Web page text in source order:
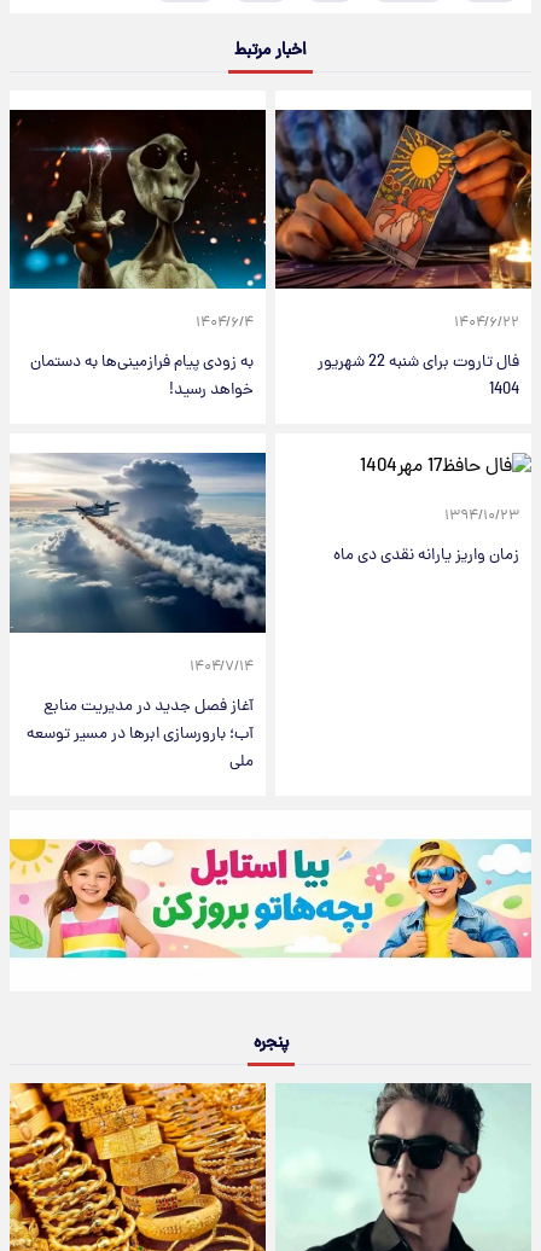
اخبار مرتبط
۱۴۰۴/۶/۲۲
فال تاروت برای شنبه 22 شهریور
1404
۱۴۰۴/۶/۴
به زودی پیام فرازمینی‌ها به دستمان
خواهد رسید!
۱۳۹۴/۱۰/۲۳
زمان واریز یارانه نقدی دی ماه
۱۴۰۴/۷/۱۴
آغاز فصل جدید در مدیریت منابع
آب؛ بارورسازی ابرها در مسیر توسعه
ملی
پنجره